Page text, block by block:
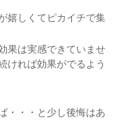
嬉しくてピカイチで集
果は実感できていませ
ければ効果がでるよう
・・・と少し後悔はあ